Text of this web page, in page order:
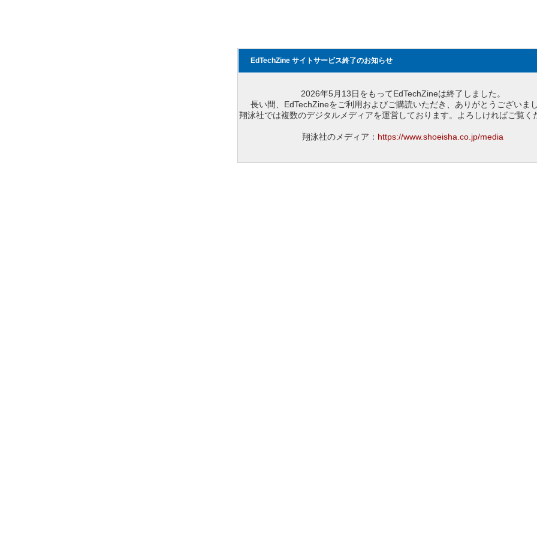
EdTechZine サイトサービス終了のお知らせ
2026年5月13日をもってEdTechZineは終了しました。
長い間、EdTechZineをご利用およびご購読いただき、ありがとうございまし
翔泳社では複数のデジタルメディアを運営しております。よろしければご覧く
翔泳社のメディア： https://www.shoeisha.co.jp/media